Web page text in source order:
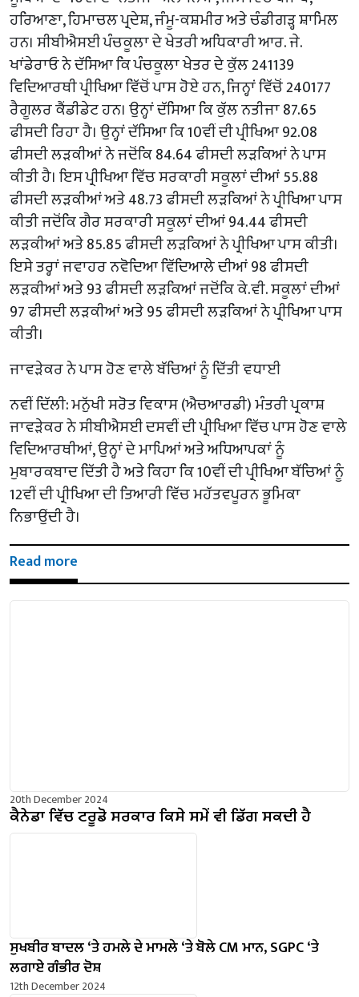
ਹਰਿਆਣਾ, ਹਿਮਾਚਲ ਪ੍ਰਦੇਸ਼, ਜੰਮੂ-ਕਸ਼ਮੀਰ ਅਤੇ ਚੰਡੀਗੜ੍ਹ ਸ਼ਾਮਿਲ
ਹਨ। ਸੀਬੀਐਸਈ ਪੰਚਕੂਲਾ ਦੇ ਖੇਤਰੀ ਅਧਿਕਾਰੀ ਆਰ. ਜੇ.
ਖਾਂਡੇਰਾਓ ਨੇ ਦੱਸਿਆ ਕਿ ਪੰਚਕੂਲਾ ਖੇਤਰ ਦੇ ਕੁੱਲ 241139
ਵਿਦਿਆਰਥੀ ਪ੍ਰੀਖਿਆ ਵਿੱਚੋਂ ਪਾਸ ਹੋਏ ਹਨ, ਜਿਨ੍ਹਾਂ ਵਿੱਚੋਂ 240177
ਰੈਗੂਲਰ ਕੈਂਡੀਡੇਟ ਹਨ। ਉਨ੍ਹਾਂ ਦੱਸਿਆ ਕਿ ਕੁੱਲ ਨਤੀਜਾ 87.65
ਫੀਸਦੀ ਰਿਹਾ ਹੈ। ਉਨ੍ਹਾਂ ਦੱਸਿਆ ਕਿ 10ਵੀਂ ਦੀ ਪ੍ਰੀਖਿਆ 92.08
ਫੀਸਦੀ ਲੜਕੀਆਂ ਨੇ ਜਦੋਂਕਿ 84.64 ਫੀਸਦੀ ਲੜਕਿਆਂ ਨੇ ਪਾਸ
ਕੀਤੀ ਹੈ। ਇਸ ਪ੍ਰੀਖਿਆ ਵਿੱਚ ਸਰਕਾਰੀ ਸਕੂਲਾਂ ਦੀਆਂ 55.88
ਫੀਸਦੀ ਲੜਕੀਆਂ ਅਤੇ 48.73 ਫੀਸਦੀ ਲੜਕਿਆਂ ਨੇ ਪ੍ਰੀਖਿਆ ਪਾਸ
ਕੀਤੀ ਜਦੋਂਕਿ ਗੈਰ ਸਰਕਾਰੀ ਸਕੂਲਾਂ ਦੀਆਂ 94.44 ਫੀਸਦੀ
ਲੜਕੀਆਂ ਅਤੇ 85.85 ਫੀਸਦੀ ਲੜਕਿਆਂ ਨੇ ਪ੍ਰੀਖਿਆ ਪਾਸ ਕੀਤੀ।
ਇਸੇ ਤਰ੍ਹਾਂ ਜਵਾਹਰ ਨਵੋਦਿਆ ਵਿੱਦਿਆਲੇ ਦੀਆਂ 98 ਫੀਸਦੀ
ਲੜਕੀਆਂ ਅਤੇ 93 ਫੀਸਦੀ ਲੜਕਿਆਂ ਜਦੋਂਕਿ ਕੇ.ਵੀ. ਸਕੂਲਾਂ ਦੀਆਂ
97 ਫੀਸਦੀ ਲੜਕੀਆਂ ਅਤੇ 95 ਫੀਸਦੀ ਲੜਕਿਆਂ ਨੇ ਪ੍ਰੀਖਿਆ ਪਾਸ
ਕੀਤੀ।
ਜਾਵੜੇਕਰ ਨੇ ਪਾਸ ਹੋਣ ਵਾਲੇ ਬੱਚਿਆਂ ਨੂੰ ਦਿੱਤੀ ਵਧਾਈ
ਨਵੀਂ ਦਿੱਲੀ: ਮਨੁੱਖੀ ਸਰੋਤ ਵਿਕਾਸ (ਐਚਆਰਡੀ) ਮੰਤਰੀ ਪ੍ਰਕਾਸ਼
ਜਾਵੜੇਕਰ ਨੇ ਸੀਬੀਐਸਈ ਦਸਵੀਂ ਦੀ ਪ੍ਰੀਖਿਆ ਵਿੱਚ ਪਾਸ ਹੋਣ ਵਾਲੇ
ਵਿਦਿਆਰਥੀਆਂ, ਉਨ੍ਹਾਂ ਦੇ ਮਾਪਿਆਂ ਅਤੇ ਅਧਿਆਪਕਾਂ ਨੂੰ
ਮੁਬਾਰਕਬਾਦ ਦਿੱਤੀ ਹੈ ਅਤੇ ਕਿਹਾ ਕਿ 10ਵੀਂ ਦੀ ਪ੍ਰੀਖਿਆ ਬੱਚਿਆਂ ਨੂੰ
12ਵੀਂ ਦੀ ਪ੍ਰੀਖਿਆ ਦੀ ਤਿਆਰੀ ਵਿੱਚ ਮਹੱਤਵਪੂਰਨ ਭੂਮਿਕਾ
ਨਿਭਾਉਂਦੀ ਹੈ।
Read more
20th December 2024
ਕੈਨੇਡਾ ਵਿੱਚ ਟਰੂਡੋ ਸਰਕਾਰ ਕਿਸੇ ਸਮੇਂ ਵੀ ਡਿੱਗ ਸਕਦੀ ਹੈ
ਸੁਖਬੀਰ ਬਾਦਲ ‘ਤੇ ਹਮਲੇ ਦੇ ਮਾਮਲੇ ‘ਤੇ ਬੋਲੇ ​​CM ਮਾਨ, SGPC ‘ਤੇ
ਲਗਾਏ ਗੰਭੀਰ ਦੋਸ਼
12th December 2024